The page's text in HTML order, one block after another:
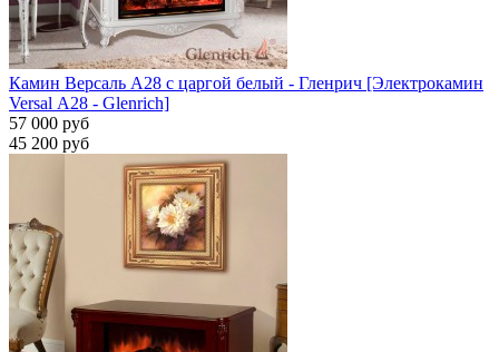
Камин Версаль A28 с царгой белый - Гленрич [Электрокамин
Versal А28 - Glenrich]
57 000 руб
45 200 руб